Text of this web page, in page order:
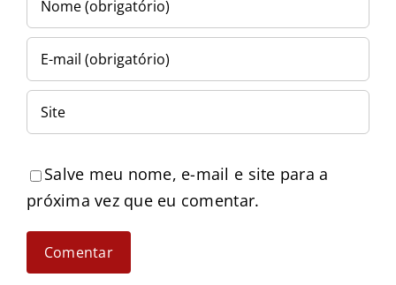
Salve meu nome, e-mail e site para a
próxima vez que eu comentar.